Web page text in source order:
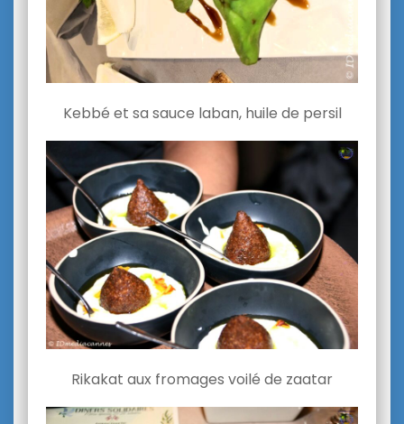
Kebbé et sa sauce laban, huile de persil
Rikakat aux fromages voilé de zaatar